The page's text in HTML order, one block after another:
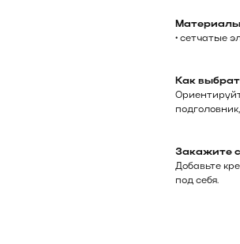
Материалы
• сетчатые
Как
Закажите
Добавьте
под себя.